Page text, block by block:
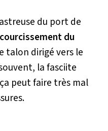
du port de
du
talon dirigé vers le
la fasciite
peut faire très mal